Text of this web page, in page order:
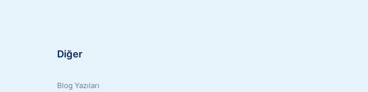
Diğer
Blog Yazıları